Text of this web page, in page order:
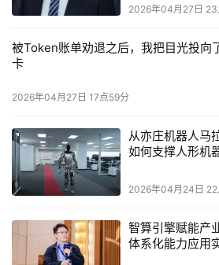
2026年04月27日
被Token账单劝退之后，我把目光投向
卡
2026年04月27日 17点59分
从亦庄机器人马
如何支撑人形机
2026年04月24日 22
智算引擎赋能产
体系化能力应用